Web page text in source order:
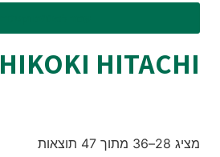
HIKOKI HITACHI
מציג 28–36 מתוך 47 תוצאות